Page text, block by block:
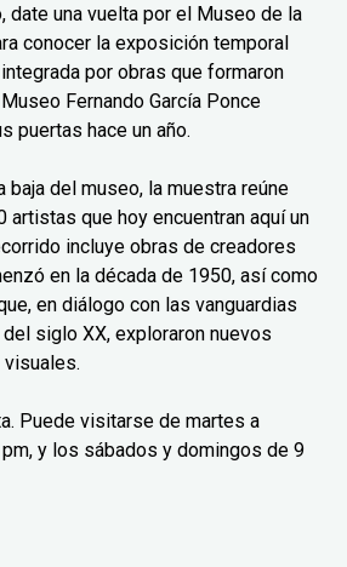
date una vuelta por el Museo de la
conocer la exposición temporal
integrada por obras que formaron
Fernando García Ponce
puertas hace un año.
baja del museo, la muestra reúne
artistas que hoy encuentran aquí un
incluye obras de creadores
en la década de 1950, así como
en diálogo con las vanguardias
siglo XX, exploraron nuevos
Puede visitarse de martes a
y los sábados y domingos de 9